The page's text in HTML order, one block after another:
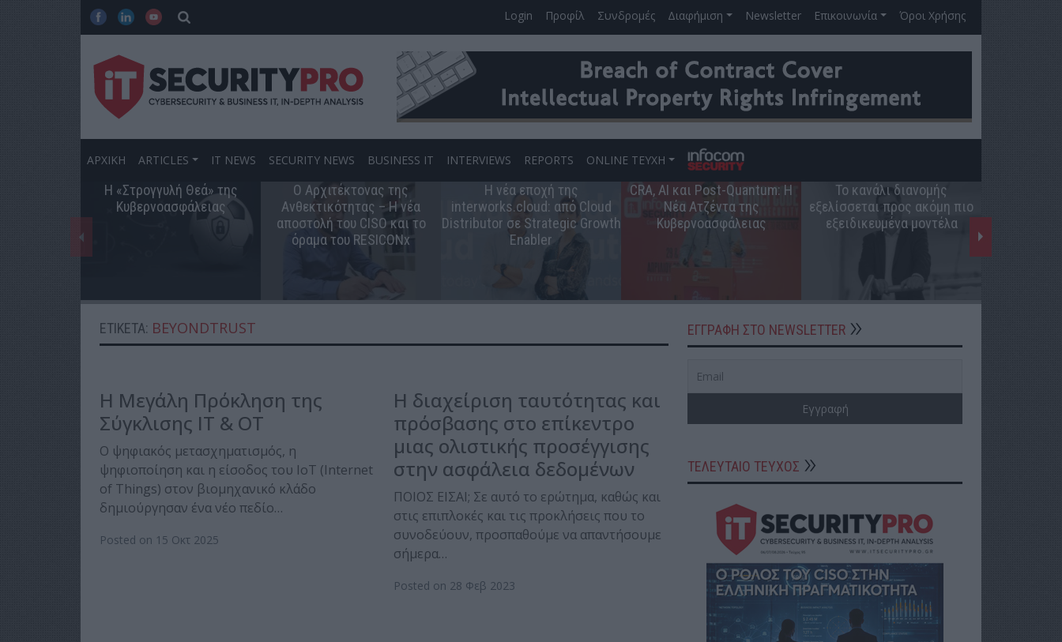
Login Προφίλ Συνδρομές Διαφήμιση Newsletter Επικοινωνία Όροι Χρήσης
ΑΡΧΙΚΗ ARTICLES IT NEWS SECURITY NEWS BUSINESS IT INTERVIEWS REPORTS ONLINE ΤΕΥΧΗ
Η «Στρογγυλή Θεά» της
Κυβερνοασφάλειας
Ο Αρχιτέκτονας της
Ανθεκτικότητας – Η νέα
αποστολή του CISO και το
όραμα του RESICONx
Η νέα εποχή της
interworks.cloud: από Cloud
Distributor σε Strategic Growth
Enabler
CRA, AI και Post-Quantum: Η
Νέα Ατζέντα της
Κυβερνοασφάλειας
Το κανάλι διανομής
εξελίσσεται προς ακόμη πιο
εξειδικευμένα μοντέλα
ΕΤΙΚΈΤΑ: BEYONDTRUST
Η Μεγάλη Πρόκληση της
Σύγκλισης IT & OT
Ο ψηφιακός μετασχηματισμός, η
ψηφιοποίηση και η είσοδος του ΙοΤ (Internet
of Things) στον βιομηχανικό κλάδο
δημιούργησαν ένα νέο πεδίο…
Posted on 15 Οκτ 2025
H διαχείριση ταυτότητας και
πρόσβασης στο επίκεντρο
μιας ολιστικής προσέγγισης
στην ασφάλεια δεδομένων
ΠΟΙΟΣ ΕΙΣΑΙ; Σε αυτό το ερώτημα, καθώς και
στις επιπλοκές και τις προκλήσεις που το
συνοδεύουν, προσπαθούμε να απαντήσουμε
σήμερα…
Posted on 28 Φεβ 2023
ΕΓΓΡΑΦΗ ΣΤΟ NEWSLETTER
ΤΕΛΕΥΤΑΙΟ ΤΕΥΧΟΣ